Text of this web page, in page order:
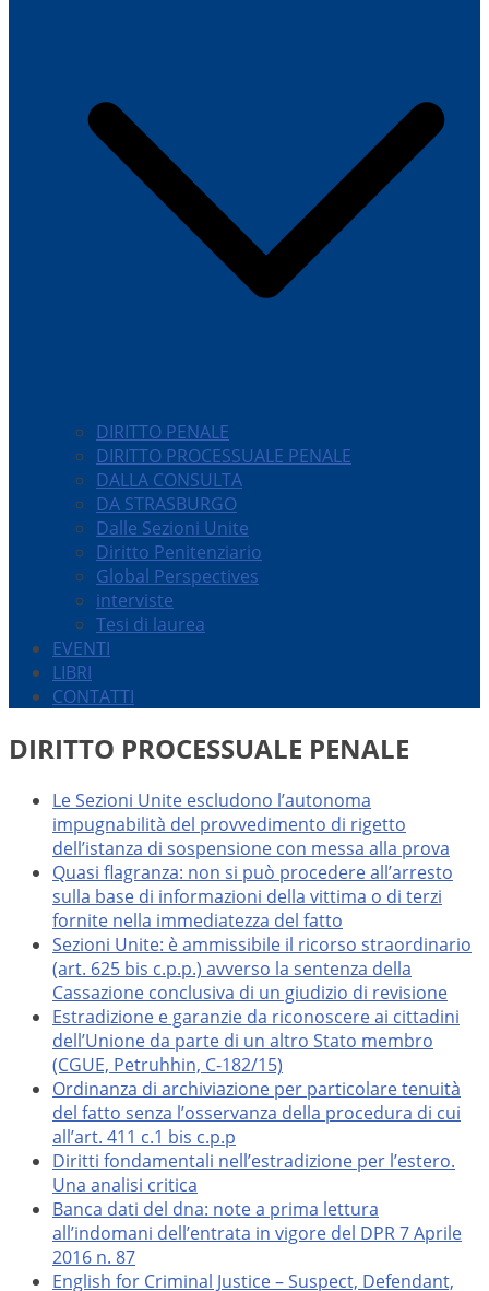
DIRITTO PENALE
DIRITTO PROCESSUALE PENALE
DALLA CONSULTA
DA STRASBURGO
Dalle Sezioni Unite
Diritto Penitenziario
Global Perspectives
interviste
Tesi di laurea
EVENTI
LIBRI
CONTATTI
DIRITTO PROCESSUALE PENALE
Le Sezioni Unite escludono l’autonoma
impugnabilità del provvedimento di rigetto
dell’istanza di sospensione con messa alla prova
Quasi flagranza: non si può procedere all’arresto
sulla base di informazioni della vittima o di terzi
fornite nella immediatezza del fatto
Sezioni Unite: è ammissibile il ricorso straordinario
(art. 625 bis c.p.p.) avverso la sentenza della
Cassazione conclusiva di un giudizio di revisione
Estradizione e garanzie da riconoscere ai cittadini
dell’Unione da parte di un altro Stato membro
(CGUE, Petruhhin, C-182/15)
Ordinanza di archiviazione per particolare tenuità
del fatto senza l’osservanza della procedura di cui
all’art. 411 c.1 bis c.p.p
Diritti fondamentali nell’estradizione per l’estero.
Una analisi critica
Banca dati del dna: note a prima lettura
all’indomani dell’entrata in vigore del DPR 7 Aprile
2016 n. 87
English for Criminal Justice – Suspect, Defendant,